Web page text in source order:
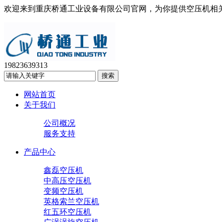
欢迎来到重庆桥通工业设备有限公司官网，为你提供空压机相
19823639313
网站首页
关于我们
公司概况
服务支持
产品中心
鑫磊空压机
中高压空压机
变频空压机
英格索兰空压机
红五环空压机